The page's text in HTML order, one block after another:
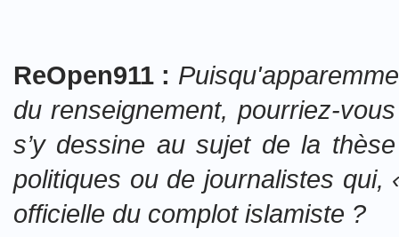
ReOpen911 :
du renseignement, pourriez-
s’y dessine au sujet de la
politiques ou de journalistes
officielle du complot islamiste ?